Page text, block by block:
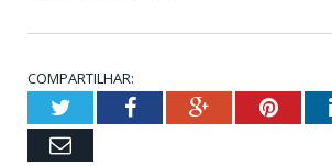
COMPARTILHAR:
TwitterFacebookGoogle+
Email